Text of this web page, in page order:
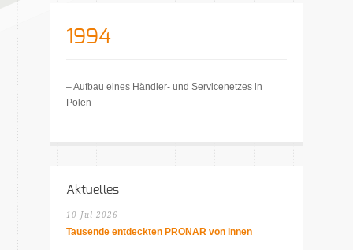
1994
– Aufbau eines Händler- und Servicenetzes in
Polen
Aktuelles
10 Jul 2026
Tausende entdeckten PRONAR von innen